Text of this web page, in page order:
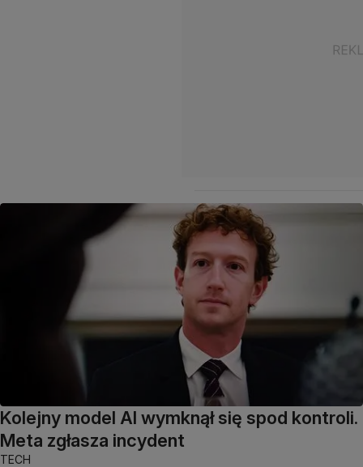
Kolejny model AI wymknął się spod kontroli.
Meta zgłasza incydent
TECH